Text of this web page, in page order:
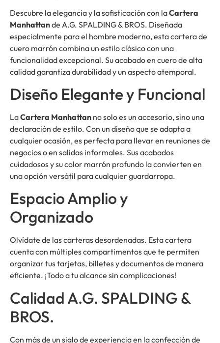
Descubre la elegancia y la sofisticación con laCartera
Manhattande A.G. SPALDING & BROS. Diseñada
especialmente para el hombre moderno, esta cartera de
cuero marrón combina un estilo clásico con una
funcionalidad excepcional. Su acabado en cuero de alta
calidad garantiza durabilidad y un aspecto atemporal.
Diseño Elegante y Funcional
LaCartera Manhattan no solo es un accesorio, sino una
declaración de estilo. Con un diseño que se adapta a
cualquier ocasión, es perfecta para llevar en reuniones de
negocios o en salidas informales. Sus acabados
cuidadosos y su color marrón profundo la convierten en
una opción versátil para cualquier guardarropa.
Espacio Amplio y
Organizado
Olvídate de las carteras desordenadas. Esta cartera
cuenta con múltiples compartimentos que te permiten
organizar tus tarjetas, billetes y documentos de manera
eficiente. ¡Todo a tu alcance sin complicaciones!
Calidad A.G. SPALDING &
BROS.
Con más de un siglo de experiencia en la confección de